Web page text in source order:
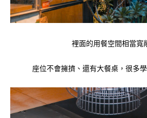
裡面的用餐空間相當寬
座位不會擁擠、還有大餐桌，很多